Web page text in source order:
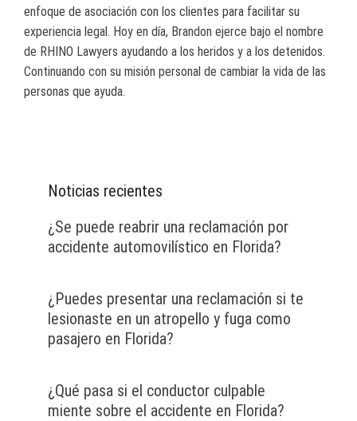
enfoque de asociación con los clientes para facilitar su
experiencia legal. Hoy en día, Brandon ejerce bajo el nombre
de RHINO Lawyers ayudando a los heridos y a los detenidos.
Continuando con su misión personal de cambiar la vida de las
personas que ayuda.
Noticias recientes
¿Se puede reabrir una reclamación por
accidente automovilístico en Florida?
¿Puedes presentar una reclamación si te
lesionaste en un atropello y fuga como
pasajero en Florida?
¿Qué pasa si el conductor culpable
miente sobre el accidente en Florida?